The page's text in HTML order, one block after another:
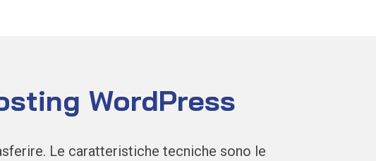
WordPress
Le caratteristiche tecniche sono le